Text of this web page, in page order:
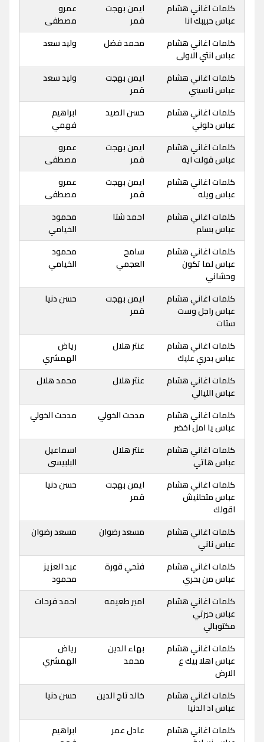
كلمات اغاني هشام
عباس حبيبك انا
ايمن بهجت
قمر
عمرو
مصطفى
كلمات اغاني هشام
عباس انتي الاولى
محمد فضل وليد سعد
كلمات اغاني هشام
عباس ناسيني
ايمن بهجت
قمر
وليد سعد
كلمات اغاني هشام
عباس دلوني
حسن الصيد
ابراهيم
فهمي
كلمات اغاني هشام
عباس قولت ايه
ايمن بهجت
قمر
عمرو
مصطفى
كلمات اغاني هشام
عباس ويله
ايمن بهجت
قمر
عمرو
مصطفى
كلمات اغاني هشام
عباس بسلم
احمد شتا
محمود
الخيامي
كلمات اغاني هشام
عباس لما تكون
وحشاني
سامح
العجمي
محمود
الخيامي
كلمات اغاني هشام
عباس راجل وست
ستات
ايمن بهجت
قمر
حسن دنيا
كلمات اغاني هشام
عباس بدري عليك
عنتر هلال
رياض
الهمشري
كلمات اغاني هشام
عباس الليالي
عنتر هلال محمد هلال
كلمات اغاني هشام
عباس يا امل اخضر
مدحت الخولي مدحت الخولي
كلمات اغاني هشام
عباس هاتي
عنتر هلال
اسماعيل
البلبيسى
كلمات اغاني هشام
عباس متخلنيش
اقولك
ايمن بهجت
قمر
حسن دنيا
كلمات اغاني هشام
عباس ناني
مسعد رضوان مسعد رضوان
كلمات اغاني هشام
عباس من بحري
فتحي قورة
عبد العزيز
محمود
كلمات اغاني هشام
عباس حيرتي
مكتوبالي
امير طعيمه احمد فرحات
كلمات اغاني هشام
عباس اهلا بيك ع
الارض
بهاء الدين
محمد
رياض
الهمشري
كلمات اغاني هشام
عباس اد الدنيا
خالد تاج الدين حسن دنيا
كلمات اغاني هشام
عادل عمر
ابراهيم